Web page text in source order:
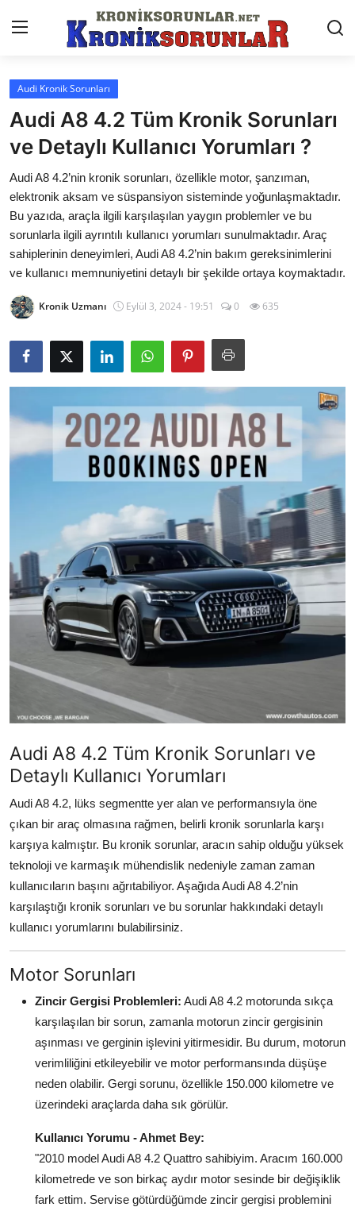
Anasayfa
Markalar
İletişim
Trafik & Cezalar
Sigorta & Kasko
Vergi & ÖTV & MTV
Muayene & Ruhsat
Sorgulamalar
Bakım & Arıza Çözümleri
Elektrikli & Hibrit
Kiralama & Filo
Sürüş & Güvenlik
Lastik & Jant
Yağlar & Sıvılar
LPG & Yakıt
Elektrik & Akü
Klima & Konfor
Şanzıman & Aktarma
Dizel Sistemler
Multimedya & Elektronik
Audi Kronik Sorunları
Audi A8 4.2 Tüm Kronik Sorunları
ve Detaylı Kullanıcı Yorumları ?
Audi A8 4.2’nin kronik sorunları, özellikle motor, şanzıman,
elektronik aksam ve süspansiyon sisteminde yoğunlaşmaktadır.
Bu yazıda, araçla ilgili karşılaşılan yaygın problemler ve bu
sorunlarla ilgili ayrıntılı kullanıcı yorumları sunulmaktadır. Araç
sahiplerinin deneyimleri, Audi A8 4.2’nin bakım gereksinimlerini
ve kullanıcı memnuniyetini detaylı bir şekilde ortaya koymaktadır.
Kronik Uzmanı Eylül 3, 2024 - 19:51 0 635
Audi A8 4.2 Tüm Kronik Sorunları ve
Detaylı Kullanıcı Yorumları
Audi A8 4.2, lüks segmentte yer alan ve performansıyla öne
çıkan bir araç olmasına rağmen, belirli kronik sorunlarla karşı
karşıya kalmıştır. Bu kronik sorunlar, aracın sahip olduğu yüksek
teknoloji ve karmaşık mühendislik nedeniyle zaman zaman
kullanıcıların başını ağrıtabiliyor. Aşağıda Audi A8 4.2’nin
karşılaştığı kronik sorunları ve bu sorunlar hakkındaki detaylı
kullanıcı yorumlarını bulabilirsiniz.
Motor Sorunları
Zincir Gergisi Problemleri: Audi A8 4.2 motorunda sıkça
karşılaşılan bir sorun, zamanla motorun zincir gergisinin
aşınması ve gerginin işlevini yitirmesidir. Bu durum, motorun
verimliliğini etkileyebilir ve motor performansında düşüşe
neden olabilir. Gergi sorunu, özellikle 150.000 kilometre ve
üzerindeki araçlarda daha sık görülür.
Kullanıcı Yorumu - Ahmet Bey:
"2010 model Audi A8 4.2 Quattro sahibiyim. Aracım 160.000
kilometrede ve son birkaç aydır motor sesinde bir değişiklik
fark ettim. Servise götürdüğümde zincir gergisi problemini